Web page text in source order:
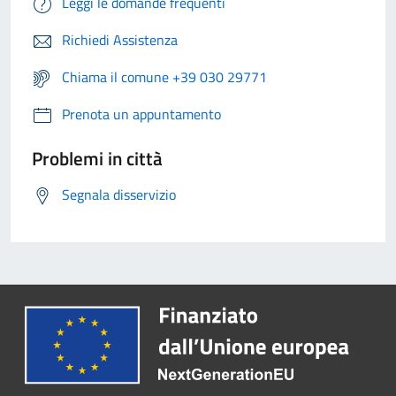
Richiedi Assistenza
Chiama il comune +39 030 29771
Prenota un appuntamento
Problemi in città
Segnala disservizio